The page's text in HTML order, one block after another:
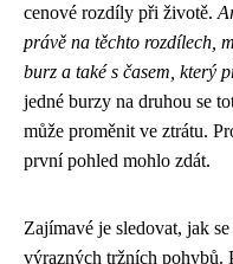
cenové rozdíly při životě.
právě na těchto rozdílech,
burz a také s časem, který
jedné burzy na druhou se
může proměnit ve ztrátu.
první pohled mohlo zdát.
Zajímavé je sledovat, jak
výrazných tržních pohybů.